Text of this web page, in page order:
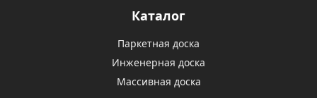
Каталог
Паркетная доска
Инженерная доска
Массивная доска